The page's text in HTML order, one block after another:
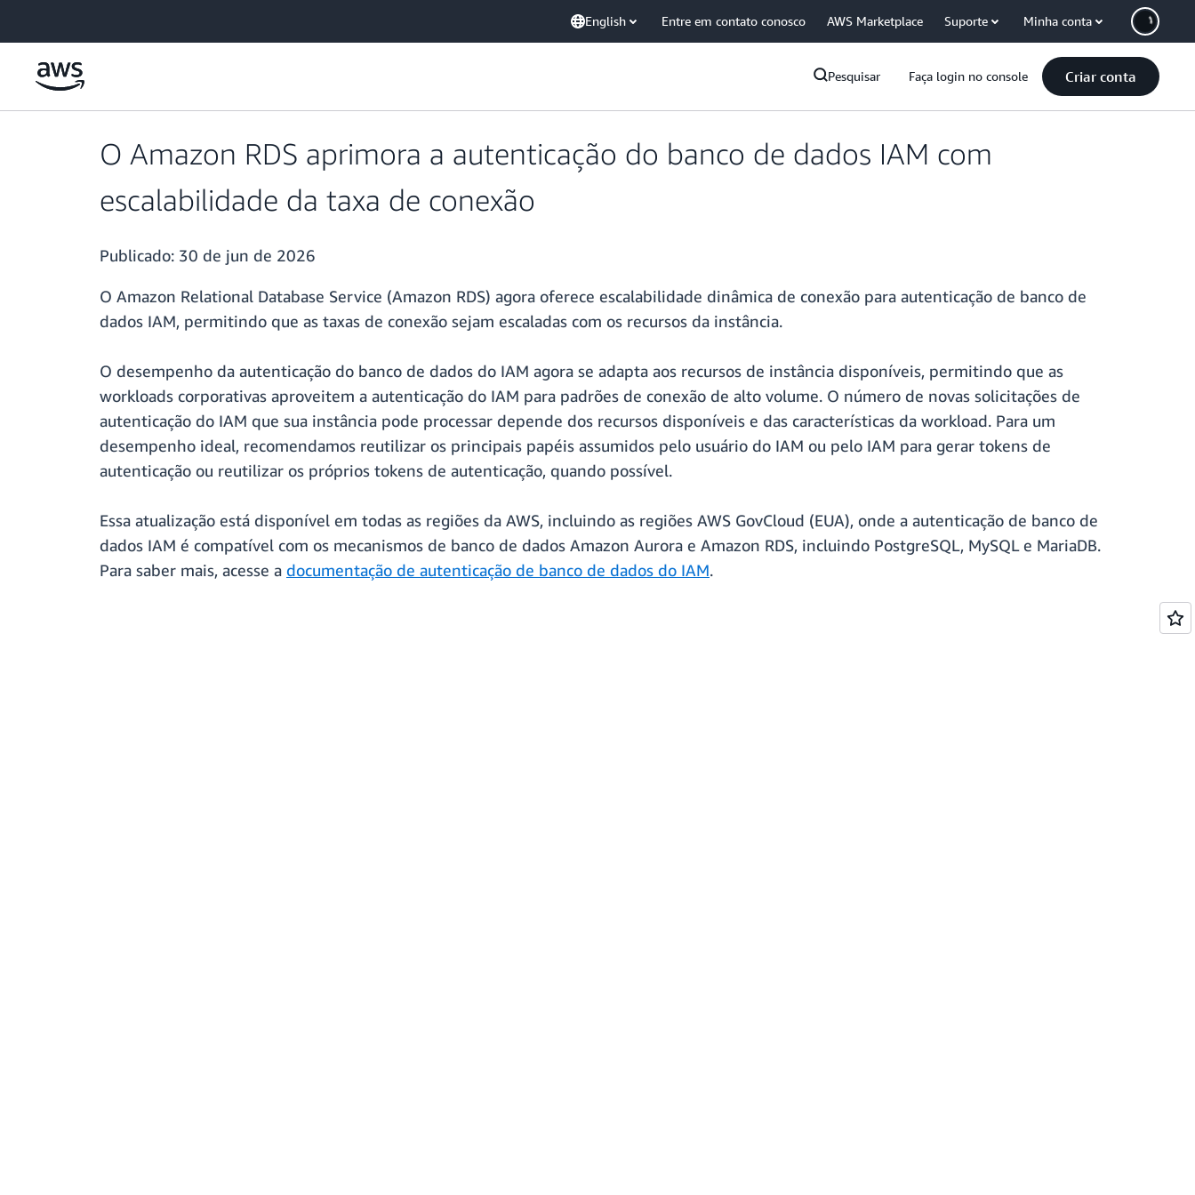
English Entre em contato conosco AWS Marketplace Suporte Minha conta
Pesquisar Faça login no console Criar conta
O Amazon RDS aprimora a autenticação do banco de dados IAM com
escalabilidade da taxa de conexão
Publicado: 30 de jun de 2026
O Amazon Relational Database Service (Amazon RDS) agora oferece escalabilidade dinâmica de conexão para autenticação de banco de
dados IAM, permitindo que as taxas de conexão sejam escaladas com os recursos da instância.
O desempenho da autenticação do banco de dados do IAM agora se adapta aos recursos de instância disponíveis, permitindo que as
workloads corporativas aproveitem a autenticação do IAM para padrões de conexão de alto volume. O número de novas solicitações de
autenticação do IAM que sua instância pode processar depende dos recursos disponíveis e das características da workload. Para um
desempenho ideal, recomendamos reutilizar os principais papéis assumidos pelo usuário do IAM ou pelo IAM para gerar tokens de
autenticação ou reutilizar os próprios tokens de autenticação, quando possível.
Essa atualização está disponível em todas as regiões da AWS, incluindo as regiões AWS GovCloud (EUA), onde a autenticação de banco de
dados IAM é compatível com os mecanismos de banco de dados Amazon Aurora e Amazon RDS, incluindo PostgreSQL, MySQL e MariaDB.
Para saber mais, acesse a documentação de autenticação de banco de dados do IAM.